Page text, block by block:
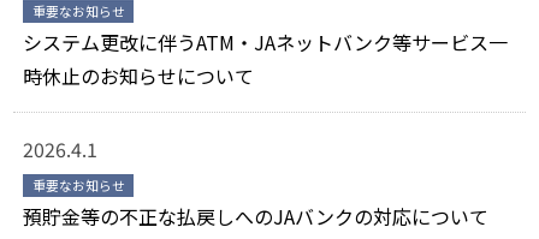
重要なお知らせ
システム更改に伴うATM・JAネットバンク等サービス一
時休止のお知らせについて
2026.4.1
重要なお知らせ
預貯金等の不正な払戻しへのJAバンクの対応について